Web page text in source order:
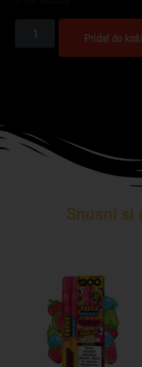
Pridať do
Snusni si